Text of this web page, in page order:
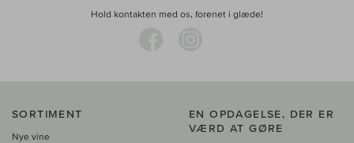
Hold kontakten med os, forenet i glæde!
SORTIMENT
Nye vine
EN OPDAGELSE, DER ER
VÆRD AT GØRE